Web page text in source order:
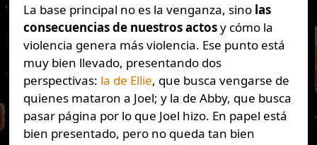
La base principal no es la venganza, sino las
consecuencias de nuestros actosy cómo la
violencia genera más violencia. Ese punto está
muy bien llevado, presentando dos
perspectivas: la de Ellie, que busca vengarse de
quienes mataron a Joel; y la de Abby, que busca
pasar página por lo que Joel hizo. En papel está
bien presentado, pero no queda tan bien